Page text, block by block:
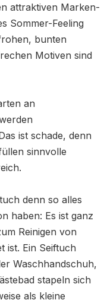
attraktiven Marken-
Sommer-Feeling
bunten
Motiven sind
an
ist schade, denn
sinnvolle
denn so alles
haben: Es ist ganz
Reinigen von
ist. Ein Seiftuch
Waschhandschuh,
stapeln sich
als kleine